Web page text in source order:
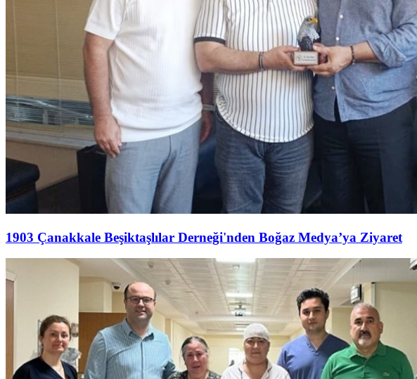
1903 Çanakkale Beşiktaşlılar Derneği'nden Boğaz Medya’ya Ziyaret